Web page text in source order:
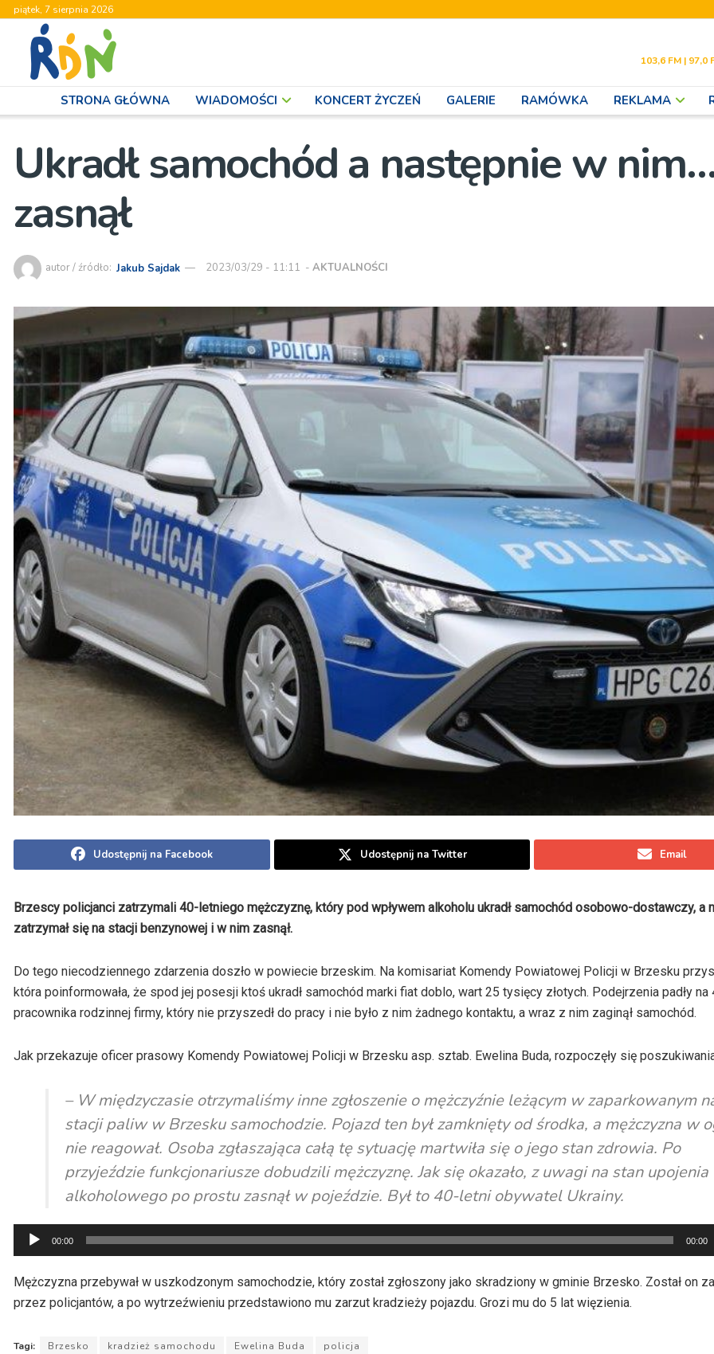
piątek, 7 sierpnia 2026
103,6 FM | 97,0
STRONA GŁÓWNA WIADOMOŚCI KONCERT ŻYCZEŃ GALERIE RAMÓWKA REKLAMA
Ukradł samochód a następnie w
zasnął
autor / źródło: Jakub Sajdak 2023/03/29 - 11:11 - AKTUALNOŚCI
Udostępnij na Facebook Udostępnij na Twitter Email
Brzescy policjanci zatrzymali 40-letniego mężczyznę, który pod wpływem alkoholu ukradł samochód osobowo-dostawczy, a
zatrzymał się na stacji benzynowej i w nim zasnął.
Do tego niecodziennego zdarzenia doszło w powiecie brzeskim. Na komisariat Komendy Powiatowej Policji w Brzesku
która poinformowała, że spod jej posesji ktoś ukradł samochód marki fiat doblo, wart 25 tysięcy złotych. Podejrzenia padły
pracownika rodzinnej firmy, który nie przyszedł do pracy i nie było z nim żadnego kontaktu, a wraz z nim zaginął samochód.
Jak przekazuje oficer prasowy Komendy Powiatowej Policji w Brzesku asp. sztab. Ewelina Buda, rozpoczęły się
– W międzyczasie otrzymaliśmy inne zgłoszenie o mężczyźnie leżącym w zaparkowanym
stacji paliw w Brzesku samochodzie. Pojazd ten był zamknięty od środka, a mężczyzna w
nie reagował. Osoba zgłaszająca całą tę sytuację martwiła się o jego stan zdrowia. Po
przyjeździe funkcjonariusze dobudzili mężczyznę. Jak się okazało, z uwagi na stan upojenia
alkoholowego po prostu zasnął w pojeździe. Był to 40-letni obywatel Ukrainy.
Odtwarzacz
plików
dźwiękowych
00:00 00:00
Mężczyzna przebywał w uszkodzonym samochodzie, który został zgłoszony jako skradziony w gminie Brzesko. Został on
przez policjantów, a po wytrzeźwieniu przedstawiono mu zarzut kradzieży pojazdu. Grozi mu do 5 lat więzienia.
Tagi: Brzesko kradzież samochodu Ewelina Buda policja